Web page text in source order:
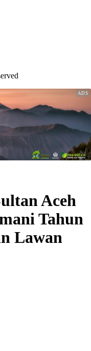
Aceh
Tahun
Lawan